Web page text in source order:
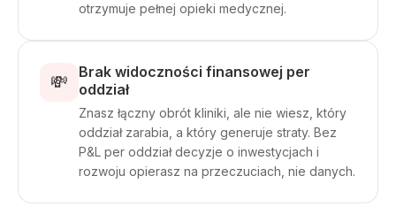
otrzymuje pełnej opieki medycznej.
💸
Brak widoczności finansowej per
oddział
Znasz łączny obrót kliniki, ale nie wiesz, który
oddział zarabia, a który generuje straty. Bez
P&L per oddział decyzje o inwestycjach i
rozwoju opierasz na przeczuciach, nie danych.